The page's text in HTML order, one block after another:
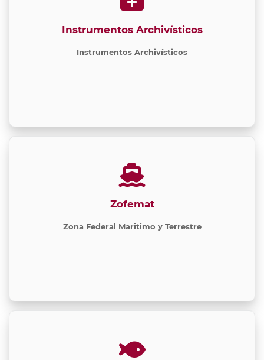
Instrumentos Archivísticos
Instrumentos Archivísticos
Zofemat
Zona Federal Maritimo y Terrestre